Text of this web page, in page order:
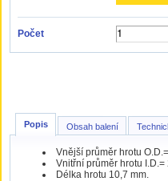
Počet
Popis Obsah balení
Vnější průměr hrotu
Vnitřní průměr hrotu I.D.=
Délka hrotu 10,7 mm.